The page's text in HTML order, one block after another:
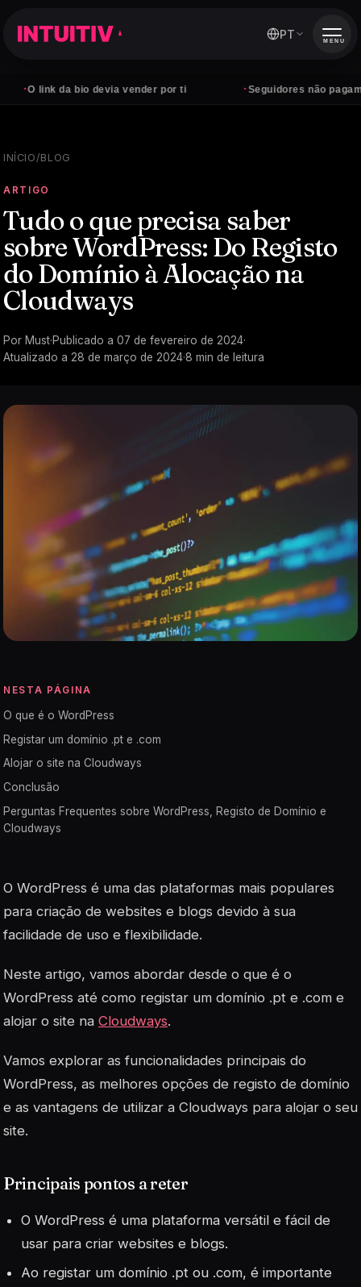
O link da bio devia vender por ti Seguidores não pagam
PT MENU
INÍCIO/BLOG
ARTIGO
Tudo o que precisa saber
sobre WordPress: Do Registo
do Domínio à Alocação na
Cloudways
Por Must·Publicado a 07 de fevereiro de 2024·
Atualizado a 28 de março de 2024·8 min de leitura
NESTA PÁGINA
O que é o WordPress
Registar um domínio .pt e .com
Alojar o site na Cloudways
Conclusão
Perguntas Frequentes sobre WordPress, Registo de Domínio e
Cloudways
O WordPress é uma das plataformas mais populares
para criação de websites e blogs devido à sua
facilidade de uso e flexibilidade.
Neste artigo, vamos abordar desde o que é o
WordPress até como registar um domínio .pt e .com e
alojar o site na Cloudways.
Vamos explorar as funcionalidades principais do
WordPress, as melhores opções de registo de domínio
e as vantagens de utilizar a Cloudways para alojar o seu
site.
Principais pontos a reter
O WordPress é uma plataforma versátil e fácil de
usar para criar websites e blogs.
Ao registar um domínio .pt ou .com, é importante